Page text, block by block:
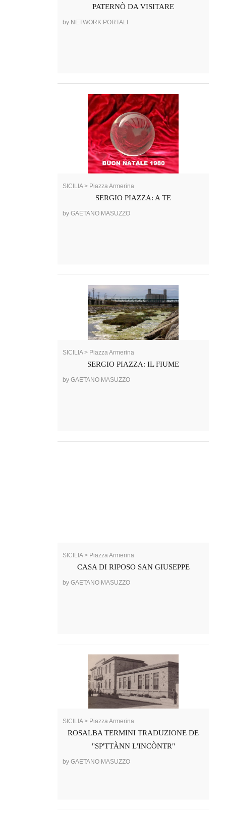
PATERNÒ DA VISITARE
by NETWORK PORTALI
SICILIA > Piazza Armerina
SERGIO PIAZZA: A TE
by GAETANO MASUZZO
SICILIA > Piazza Armerina
SERGIO PIAZZA: IL FIUME
by GAETANO MASUZZO
SICILIA > Piazza Armerina
CASA DI RIPOSO SAN GIUSEPPE
by GAETANO MASUZZO
SICILIA > Piazza Armerina
ROSALBA TERMINI TRADUZIONE DE
"SP'TTÀNN L'INCÒNTR"
by GAETANO MASUZZO